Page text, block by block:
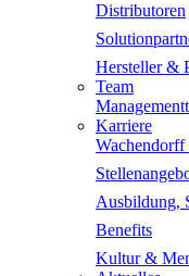
Distributoren
Hersteller &
Team
Karriere
Wachendorff
Ausbildung,
Benefits
Kultur &